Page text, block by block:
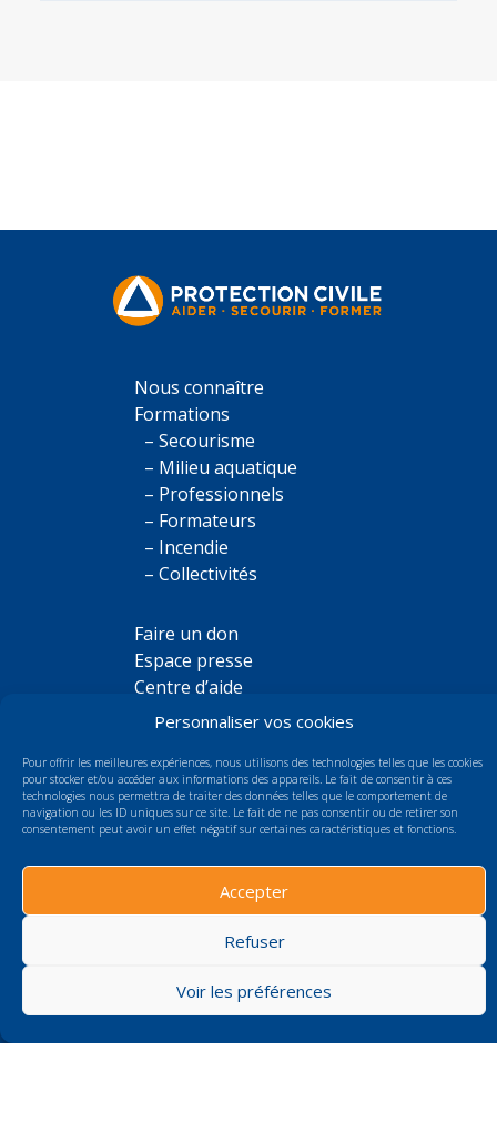
Personnaliser vos cookies
Pour offrir les meilleures expériences, nous utilisons des technologies telles que les cookies
pour stocker et/ou accéder aux informations des appareils. Le fait de consentir à ces
technologies nous permettra de traiter des données telles que le comportement de
navigation ou les ID uniques sur ce site. Le fait de ne pas consentir ou de retirer son
consentement peut avoir un effet négatif sur certaines caractéristiques et fonctions.
Accepter
Refuser
Voir les préférences
Nous connaître
Formations
– Secourisme
– Milieu aquatique
– Professionnels
– Formateurs
– Incendie
– Collectivités
Faire un don
Espace presse
Centre d’aide
Chiffres clés
Des questions ?
Contactez-nous
© 2024 Fédération Nationale de la Protection Civile |CGV|Mentions
légales